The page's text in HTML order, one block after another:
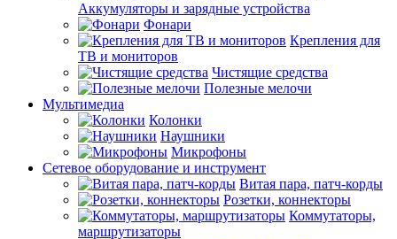
Аккумуляторы и зарядные устройства
Фонари
Крепления для
ТВ и мониторов
Чистящие средства
Полезные мелочи
Мультимедиа
Колонки
Наушники
Микрофоны
Сетевое оборудование и инструмент
Витая пара, патч-корды
Розетки, коннекторы
Коммутаторы,
маршрутизаторы